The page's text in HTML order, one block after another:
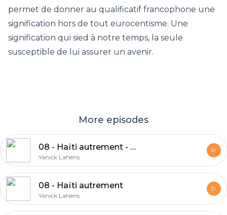
permet de donner au qualificatif francophone une
signification hors de tout eurocentisme. Une
signification qui sied à notre temps, la seule
susceptible de lui assurer un avenir.
More episodes
08 - Haïti autrement - VIDEO
Yanick Lahens
08 - Haïti autrement
Yanick Lahens